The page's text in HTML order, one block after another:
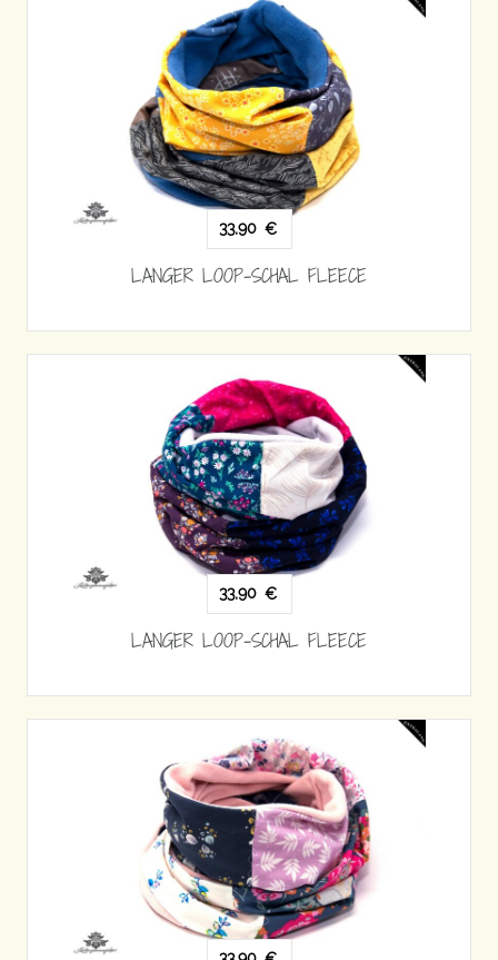
33,90 €
LANGER LOOP-SCHAL FLEECE
33,90 €
LANGER LOOP-SCHAL FLEECE